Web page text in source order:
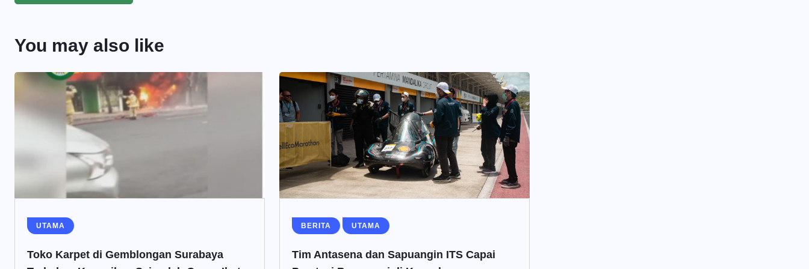
You may also like
UTAMA
Toko Karpet di Gemblongan Surabaya
BERITA UTAMA
Tim Antasena dan Sapuangin ITS Capai